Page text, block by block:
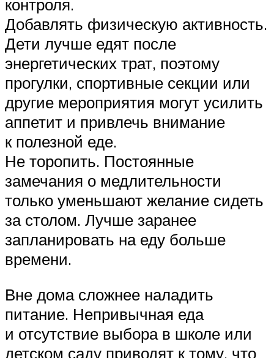
контроля.
Добавлять физическую активность.
Дети лучше едят после
энергетических трат, поэтому
прогулки, спортивные секции или
другие мероприятия могут усилить
аппетит и привлечь внимание
к полезной еде.
Не торопить. Постоянные
замечания о медлительности
только уменьшают желание сидеть
за столом. Лучше заранее
запланировать на еду больше
времени.
Вне дома сложнее наладить
питание. Непривычная еда
и отсутствие выбора в школе или
детском саду приводят к тому, что